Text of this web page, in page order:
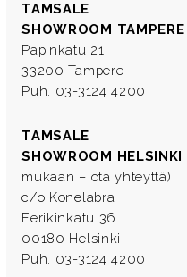
TAMSALE
SHOWROOM TAMPERE
Papinkatu 21
33200 Tampere
Puh. 03-3124 4200
TAMSALE
SHOWROOM HELSINKI
mukaan – ota yhteyttä)
c/o Konelabra
Eerikinkatu 36
00180 Helsinki
Puh. 03-3124 4200